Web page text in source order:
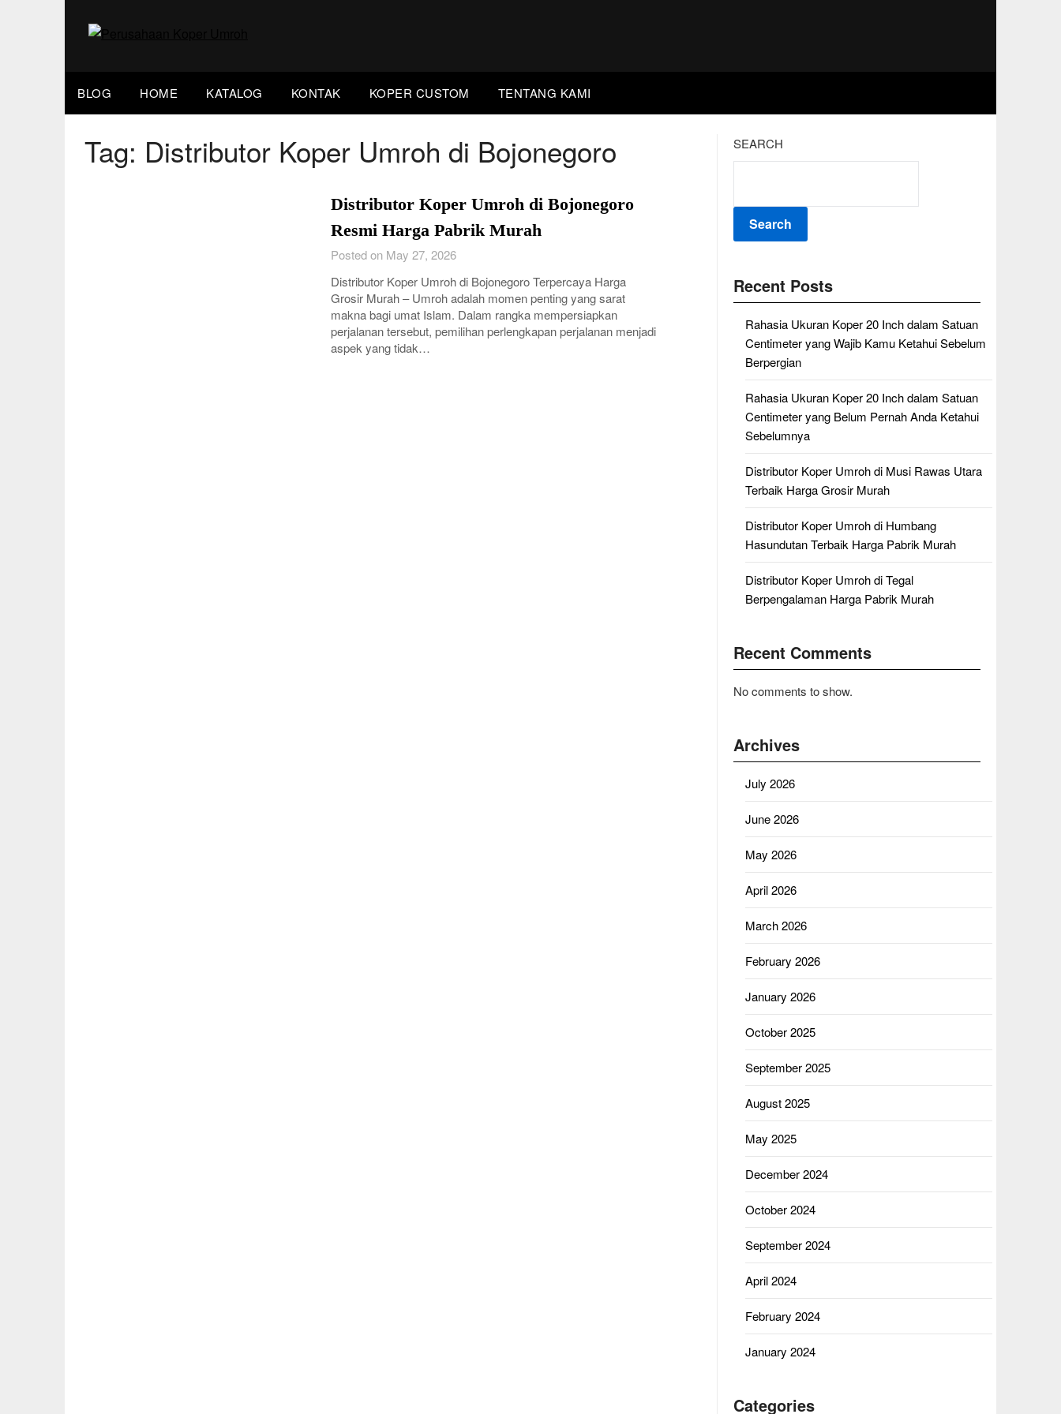
BLOG HOME KATALOG KONTAK KOPER CUSTOM TENTANG KAMI
Tag: Distributor Koper Umroh di Bojonegoro
Distributor Koper Umroh di Bojonegoro
Resmi Harga Pabrik Murah
Posted on May 27, 2026
Distributor Koper Umroh di Bojonegoro Terpercaya Harga
Grosir Murah – Umroh adalah momen penting yang sarat
makna bagi umat Islam. Dalam rangka mempersiapkan
perjalanan tersebut, pemilihan perlengkapan perjalanan menjadi
aspek yang tidak…
SEARCH
Search
Recent Posts
Rahasia Ukuran Koper 20 Inch dalam Satuan
Centimeter yang Wajib Kamu Ketahui Sebelum
Berpergian
Rahasia Ukuran Koper 20 Inch dalam Satuan
Centimeter yang Belum Pernah Anda Ketahui
Sebelumnya
Distributor Koper Umroh di Musi Rawas Utara
Terbaik Harga Grosir Murah
Distributor Koper Umroh di Humbang
Hasundutan Terbaik Harga Pabrik Murah
Distributor Koper Umroh di Tegal
Berpengalaman Harga Pabrik Murah
Recent Comments
No comments to show.
Archives
July 2026
June 2026
May 2026
April 2026
March 2026
February 2026
January 2026
October 2025
September 2025
August 2025
May 2025
December 2024
October 2024
September 2024
April 2024
February 2024
January 2024
Categories